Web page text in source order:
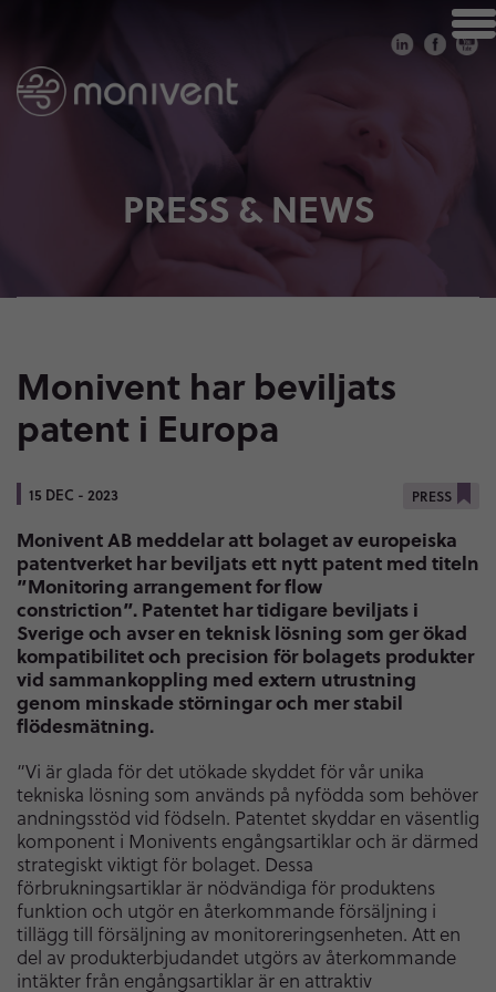
PRESS & NEWS
Monivent har beviljats
patent i Europa
15 DEC - 2023 PRESS
Monivent AB meddelar att bolaget av europeiska
patentverket har beviljats ett nytt patent med titeln
”Monitoring arrangement for flow
constriction”. Patentet har tidigare beviljats i
Sverige och avser en teknisk lösning som ger ökad
kompatibilitet och precision för bolagets produkter
vid sammankoppling med extern utrustning
genom minskade störningar och mer stabil
flödesmätning.
”Vi är glada för det utökade skyddet för vår unika
tekniska lösning som används på nyfödda som behöver
andningsstöd vid födseln. Patentet skyddar en väsentlig
komponent i Monivents engångsartiklar och är därmed
strategiskt viktigt för bolaget. Dessa
förbrukningsartiklar är nödvändiga för produktens
funktion och utgör en återkommande försäljning i
tillägg till försäljning av monitoreringsenheten. Att en
del av produkterbjudandet utgörs av återkommande
intäkter från engångsartiklar är en attraktiv